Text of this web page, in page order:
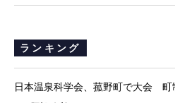
ランキング
日本温泉科学会、菰野町で大会 町